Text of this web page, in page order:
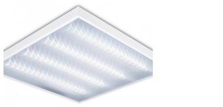
заборов из сетки 1. Надежность и прочность. Заборы
из сетки изготавливаются…